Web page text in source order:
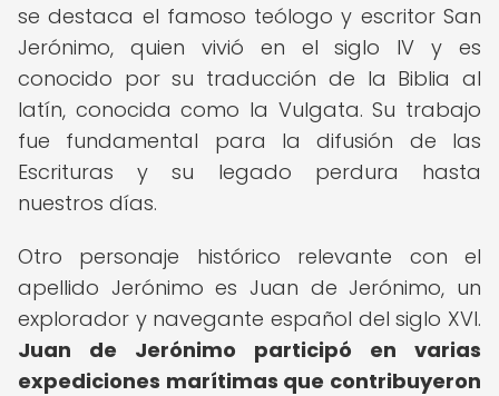
se destaca el famoso teólogo y escritor San
Jerónimo, quien vivió en el siglo IV y es
conocido por su traducción de la Biblia al
latín, conocida como la Vulgata. Su trabajo
fue fundamental para la difusión de las
Escrituras y su legado perdura hasta
nuestros días.
Otro personaje histórico relevante con el
apellido Jerónimo es Juan de Jerónimo, un
explorador y navegante español del siglo XVI.
Juan de Jerónimo participó en varias
expediciones marítimas que contribuyeron